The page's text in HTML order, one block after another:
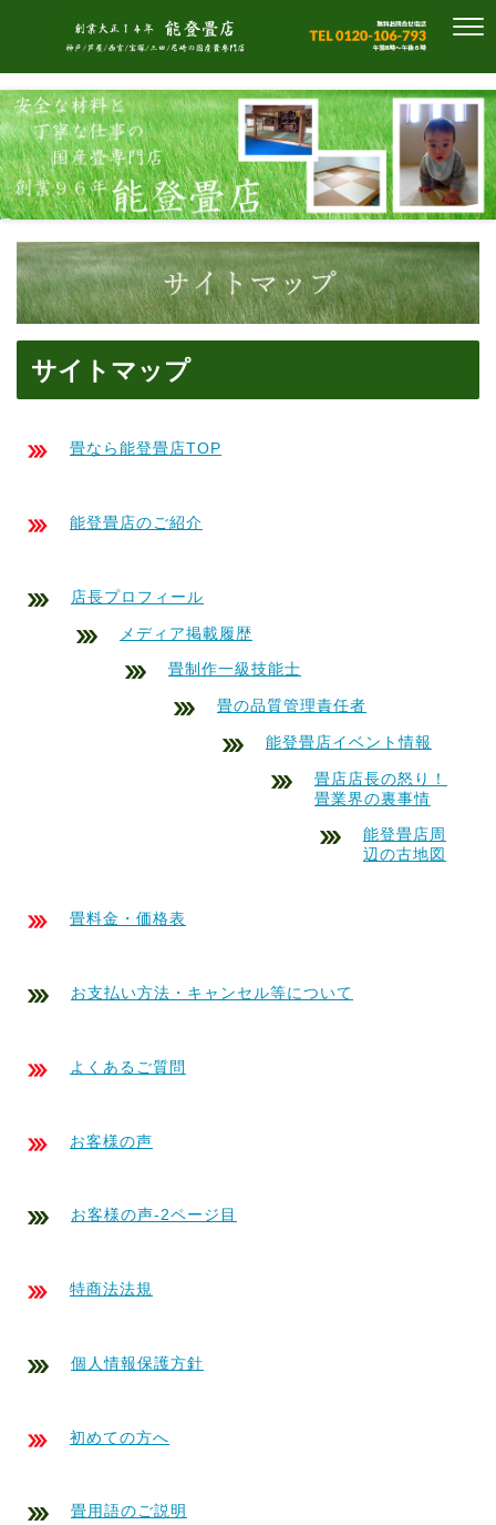
サイトマップ
畳なら能登畳店TOP
能登畳店のご紹介
店長プロフィール
メディア掲載履歴
畳制作一級技能士
畳の品質管理責任者
能登畳店イベント情報
畳店店長の怒り！
畳業界の裏事情
能登畳店周
辺の古地図
畳料金・価格表
お支払い方法・キャンセル等について
よくあるご質問
お客様の声
お客様の声-2ページ目
特商法法規
個人情報保護方針
初めての方へ
畳用語のご説明